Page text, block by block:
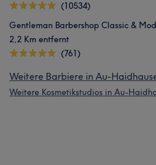
(10534)
Gentleman Barbershop Classic &
2,2 Km entfernt
(761)
Weitere Barbiere in Au-
Weitere Kosmetikstudios in Au-